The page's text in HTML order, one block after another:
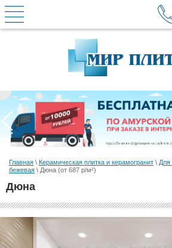
Главная \ Керамическая плитка и керамогранит \ Для
бежевая \ Дюна (от 687 р/м²)
Дюна